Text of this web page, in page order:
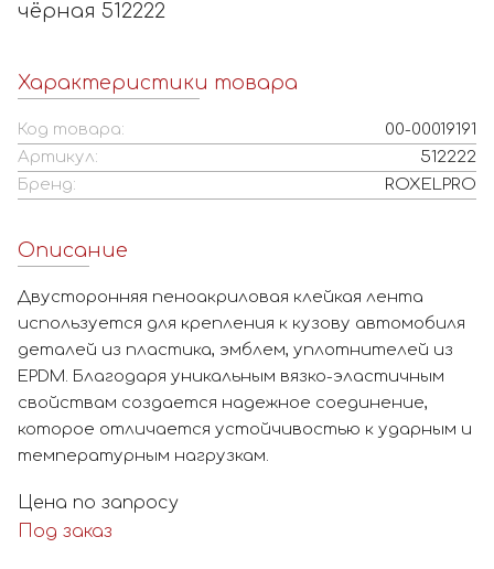
чёрная 512222
Характеристики товара
Код товара:
00-00019191
Артикул:
512222
Бренд:
ROXELPRO
Описание
Двусторонняя пеноакриловая клейкая лента
используется для крепления к кузову автомобиля
деталей из пластика, эмблем, уплотнителей из
EPDM. Благодаря уникальным вязко-эластичным
свойствам создается надежное соединение,
которое отличается устойчивостью к ударным и
температурным нагрузкам.
Цена по запросу
Под заказ